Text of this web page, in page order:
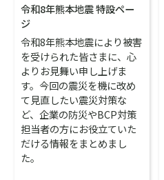
令和8年熊本地震 特設ペー
ジ
令和8年熊本地震により被害
を受けられた皆さまに、心
よりお見舞い申し上げま
す。今回の震災を機に改め
て見直したい震災対策な
ど、企業の防災やBCP対策
担当者の方にお役立ていた
だける情報をまとめまし
た。